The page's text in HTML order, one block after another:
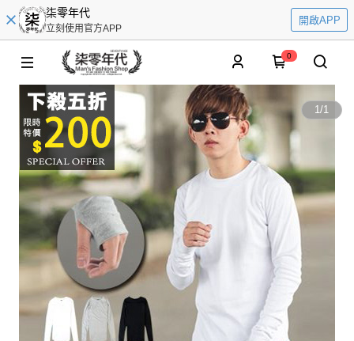
柒零年代
立刻使用官方APP
開啟APP
0
1/1